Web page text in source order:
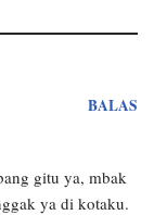
BALAS
gitu ya, mbak
ya di kotaku.